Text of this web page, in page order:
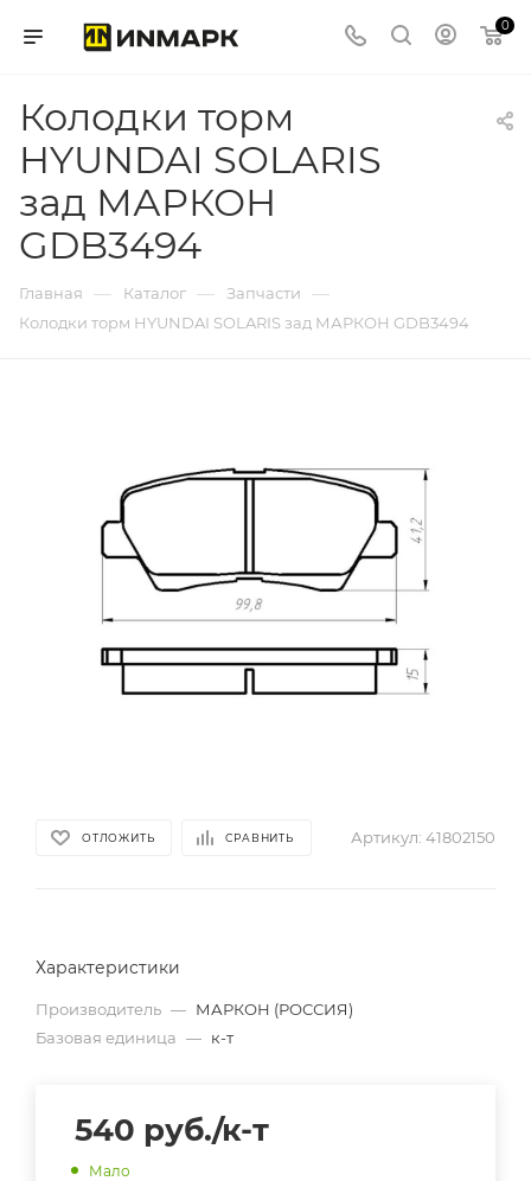
0
Колодки торм
HYUNDAI SOLARIS
зад МАРКОН
GDB3494
Главная — Каталог — Запчасти —
Колодки торм HYUNDAI SOLARIS зад МАРКОН GDB3494
ОТЛОЖИТЬ СРАВНИТЬ Артикул: 41802150
Характеристики
Производитель — МАРКОН (РОССИЯ)
Базовая единица — к-т
540 руб./к-т
Мало